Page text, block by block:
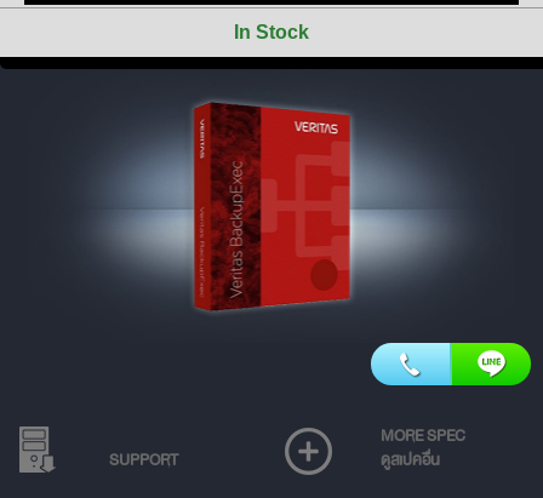
In Stock
SUPPORT
MORE SPEC
ดูสเปคอื่น